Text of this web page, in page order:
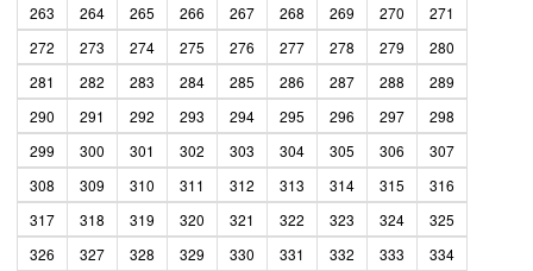
263
264 265 266 267 268 269 270
271
272
273 274 275 276 277 278 279
280
281
282 283 284 285 286 287 288
289
290
291 292 293 294 295 296 297
298
299
300 301 302 303 304 305 306
307
308
309 310 311 312 313 314 315
316
317
318 319 320 321 322 323 324
325
326
327 328 329 330 331 332 333
334